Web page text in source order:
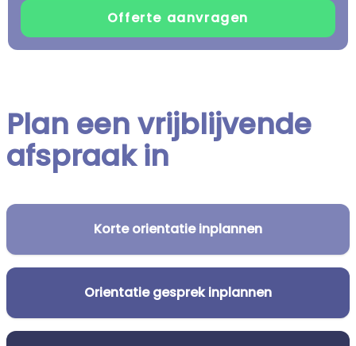
Plan een vrijblijvende
afspraak in
Korte orientatie inplannen
Orientatie gesprek inplannen